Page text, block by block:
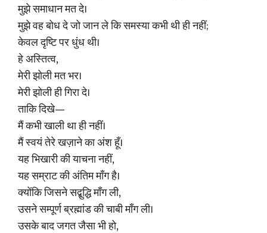
मुझे समाधान मत दे।
मुझे वह बोध दे जो जान ले कि समस्या कभी थी ही नहीं;
केवल दृष्टि पर धुंध थी।
हे अस्तित्व,
मेरी झोली मत भर।
मेरी झोली ही गिरा दे।
ताकि दिखे—
मैं कभी खाली था ही नहीं।
मैं स्वयं तेरे खज़ाने का अंश हूँ।
यह भिखारी की याचना नहीं,
यह सम्राट की अंतिम माँग है।
क्योंकि जिसने सद्बुद्धि माँग ली,
उसने सम्पूर्ण ब्रह्मांड की चाबी माँग ली।
उसके बाद जगत जैसा भी हो,